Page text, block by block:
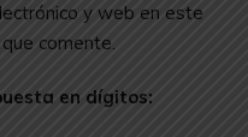
y web en este
comente.
en dígitos: